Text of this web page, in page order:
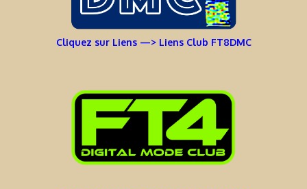
Cliquez sur Liens —> Liens Club FT8DMC